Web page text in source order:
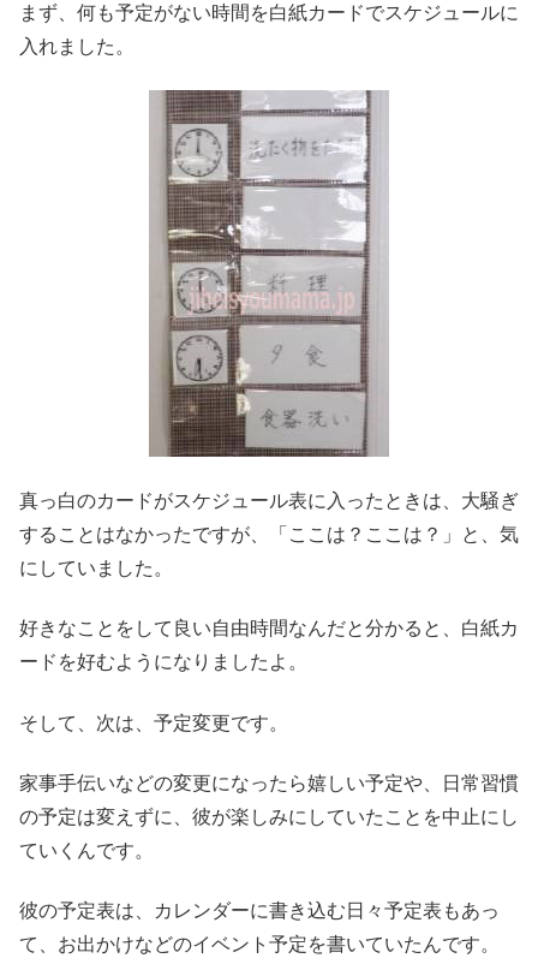
まず、何も予定がない時間を白紙カードでスケジュールに
入れました。
真っ白のカードがスケジュール表に入ったときは、大騒ぎ
することはなかったですが、「ここは？ここは？」と、気
にしていました。
好きなことをして良い自由時間なんだと分かると、白紙カ
ードを好むようになりましたよ。
そして、次は、予定変更です。
家事手伝いなどの変更になったら嬉しい予定や、日常習慣
の予定は変えずに、彼が楽しみにしていたことを中止にし
ていくんです。
彼の予定表は、カレンダーに書き込む日々予定表もあっ
て、お出かけなどのイベント予定を書いていたんです。